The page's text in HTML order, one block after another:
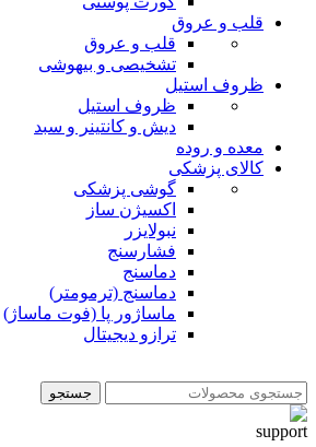
قلب و عروق
قلب و عروق
تشخیصی و بیهوشی
ظروف استیل
ظروف استیل
دیش و کانتینر و سبد
معده و روده
کالای پزشکی
گوشی پزشکی
اکسیژن ساز
نبولایزر
فشارسنج
دماسنج
دماسنج (ترمومتر)
ماساژور پا (فوت ماساژ)
ترازو دیجیتال
جستجو